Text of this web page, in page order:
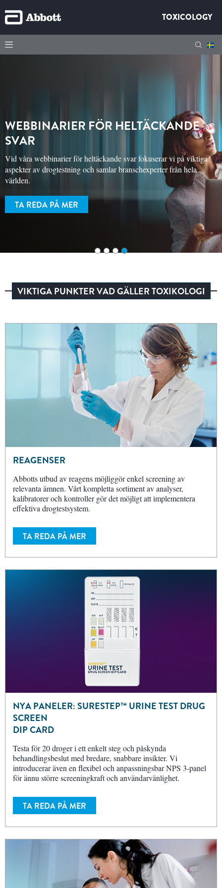
TOXICOLOGY
WEBBINARIER FÖR HELTÄCKANDE
SVAR
Vid våra webbinarier för heltäckande svar fokuserar vi på viktiga
aspekter av drogtestning och samlar branschexperter från hela
världen.
TA REDA PÅ MER
VIKTIGA PUNKTER VAD GÄLLER TOXIKOLOGI
REAGENSER
Abbotts utbud av reagens möjliggör enkel screening av
relevanta ämnen. Vårt kompletta sortiment av analyser,
kalibratorer och kontroller gör det möjligt att implementera
effektiva drogtestsystem.
TA REDA PÅ MER
NYA PANELER: SURESTEP™ URINE TEST DRUG
SCREEN
DIP CARD
Testa för 20 droger i ett enkelt steg och påskynda
behandlingsbeslut med bredare, snabbare insikter. Vi
introducerar även en flexibel och anpassningsbar NPS 3-panel
för ännu större screeningkraft och användarvänlighet.
TA REDA PÅ MER